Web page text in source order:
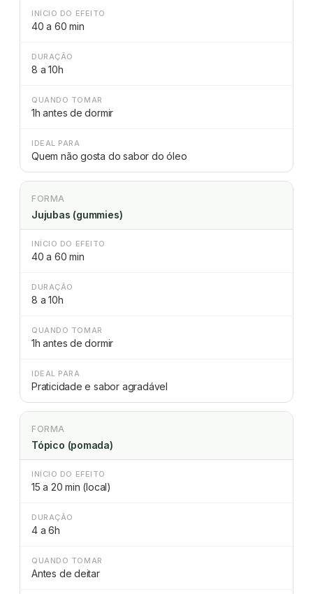
INÍCIO DO EFEITO
40 a 60 min
DURAÇÃO
8 a 10h
QUANDO TOMAR
1h antes de dormir
IDEAL PARA
Quem não gosta do sabor do óleo
FORMA
Jujubas (gummies)
INÍCIO DO EFEITO
40 a 60 min
DURAÇÃO
8 a 10h
QUANDO TOMAR
1h antes de dormir
IDEAL PARA
Praticidade e sabor agradável
FORMA
Tópico (pomada)
INÍCIO DO EFEITO
15 a 20 min (local)
DURAÇÃO
4 a 6h
QUANDO TOMAR
Antes de deitar